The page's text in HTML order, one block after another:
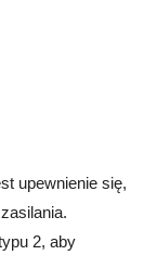
upewnienie się,
2, aby